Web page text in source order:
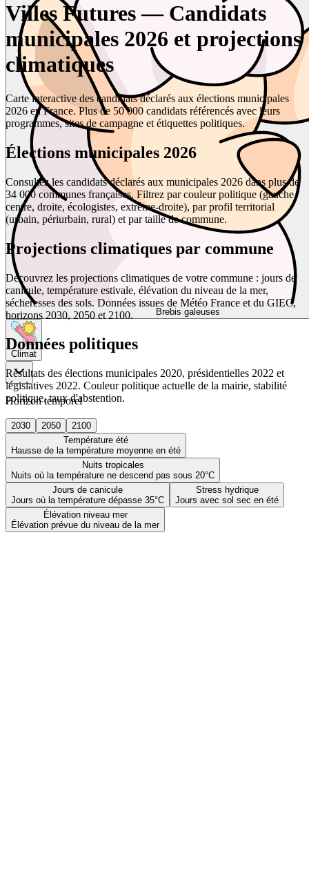
Brebis galeuses
Climat
Horizon temporel
2030 2050
2100
Température été
Hausse de la température moyenne en été
Nuits tropicales
Nuits où la température ne descend pas sous 20°C
Jours de canicule
Jours où la température dépasse 35°C
Stress hydrique
Jours avec sol sec en été
Élévation niveau mer
Élévation prévue du niveau de la mer
Villes Futures — Candidats
municipales 2026 et projections
climatiques
Carte interactive des candidats déclarés aux élections municipales
2026 en France. Plus de 50 000 candidats référencés avec leurs
programmes, sites de campagne et étiquettes politiques.
Élections municipales 2026
Consultez les candidats déclarés aux municipales 2026 dans plus de
34 000 communes françaises. Filtrez par couleur politique (gauche,
centre, droite, écologistes, extrême-droite), par profil territorial
(urbain, périurbain, rural) et par taille de commune.
Projections climatiques par commune
Découvrez les projections climatiques de votre commune : jours de
canicule, température estivale, élévation du niveau de la mer,
sécheresses des sols. Données issues de Météo France et du GIEC,
horizons 2030, 2050 et 2100.
Données politiques
Résultats des élections municipales 2020, présidentielles 2022 et
législatives 2022. Couleur politique actuelle de la mairie, stabilité
politique, taux d'abstention.